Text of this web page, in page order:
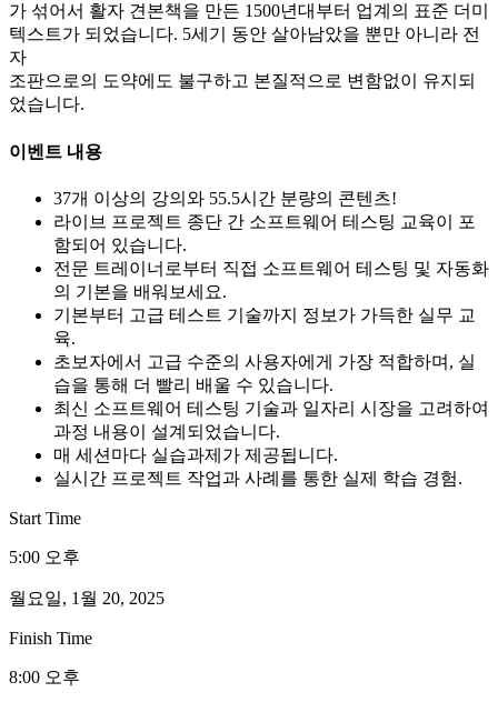
가 섞어서 활자 견본책을 만든 1500년대부터 업계의 표준 더미
텍스트가 되었습니다. 5세기 동안 살아남았을 뿐만 아니라 전
자
조판으로의 도약에도 불구하고 본질적으로 변함없이 유지되
었습니다.
이벤트 내용
37개 이상의 강의와 55.5시간 분량의 콘텐츠!
라이브 프로젝트 종단 간 소프트웨어 테스팅 교육이 포
함되어 있습니다.
전문 트레이너로부터 직접 소프트웨어 테스팅 및 자동화
의 기본을 배워보세요.
기본부터 고급 테스트 기술까지 정보가 가득한 실무 교
육.
초보자에서 고급 수준의 사용자에게 가장 적합하며, 실
습을 통해 더 빨리 배울 수 있습니다.
최신 소프트웨어 테스팅 기술과 일자리 시장을 고려하여
과정 내용이 설계되었습니다.
매 세션마다 실습과제가 제공됩니다.
실시간 프로젝트 작업과 사례를 통한 실제 학습 경험.
Start Time
5:00 오후
월요일, 1월 20, 2025
Finish Time
8:00 오후